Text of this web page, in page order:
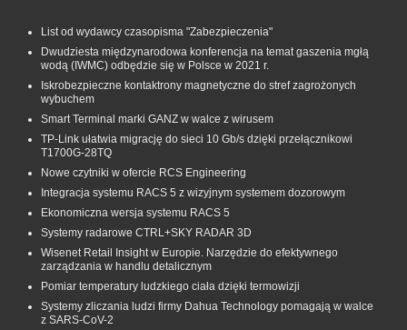
List od wydawcy czasopisma "Zabezpieczenia"
Dwudziesta międzynarodowa konferencja na temat gaszenia mgłą
wodą (IWMC) odbędzie się w Polsce w 2021 r.
Iskrobezpieczne kontaktrony magnetyczne do stref zagrożonych
wybuchem
Smart Terminal marki GANZ w walce z wirusem
TP-Link ułatwia migrację do sieci 10 Gb/s dzięki przełącznikowi
T1700G‑28TQ
Nowe czytniki w ofercie RCS Engineering
Integracja systemu RACS 5 z wizyjnym systemem dozorowym
Ekonomiczna wersja systemu RACS 5
Systemy radarowe CTRL+SKY RADAR 3D
Wisenet Retail Insight w Europie. Narzędzie do efektywnego
zarządzania w handlu detalicznym
Pomiar temperatury ludzkiego ciała dzięki termowizji
Systemy zliczania ludzi firmy Dahua Technology pomagają w walce
z SARS-CoV-2